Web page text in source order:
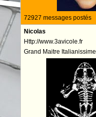
72927 messages postés
Nicolas
Http://www.3avicole.fr
Grand Maitre Italianissime